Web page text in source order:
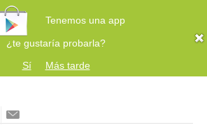
Tenemos una app
¿te gustaría probarla?
Sí
Más tarde